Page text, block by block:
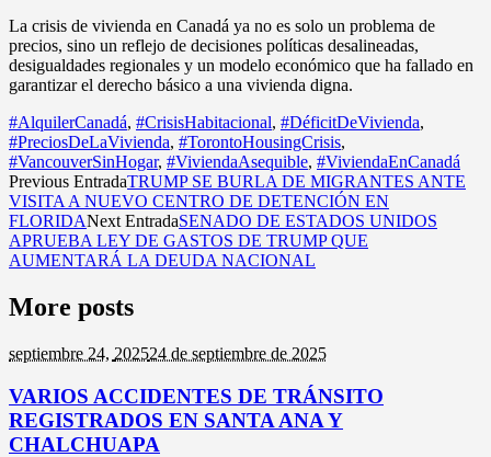
La crisis de vivienda en Canadá ya no es solo un problema de
precios, sino un reflejo de decisiones políticas desalineadas,
desigualdades regionales y un modelo económico que ha fallado en
garantizar el derecho básico a una vivienda digna.
#AlquilerCanadá, #CrisisHabitacional, #DéficitDeVivienda,
#PreciosDeLaVivienda, #TorontoHousingCrisis,
#VancouverSinHogar, #ViviendaAsequible, #ViviendaEnCanadá
Previous EntradaTRUMP SE BURLA DE MIGRANTES ANTE
VISITA A NUEVO CENTRO DE DETENCIÓN EN
FLORIDANext EntradaSENADO DE ESTADOS UNIDOS
APRUEBA LEY DE GASTOS DE TRUMP QUE
AUMENTARÁ LA DEUDA NACIONAL
More posts
septiembre 24, 202524 de septiembre de 2025
VARIOS ACCIDENTES DE TRÁNSITO
REGISTRADOS EN SANTA ANA Y
CHALCHUAPA